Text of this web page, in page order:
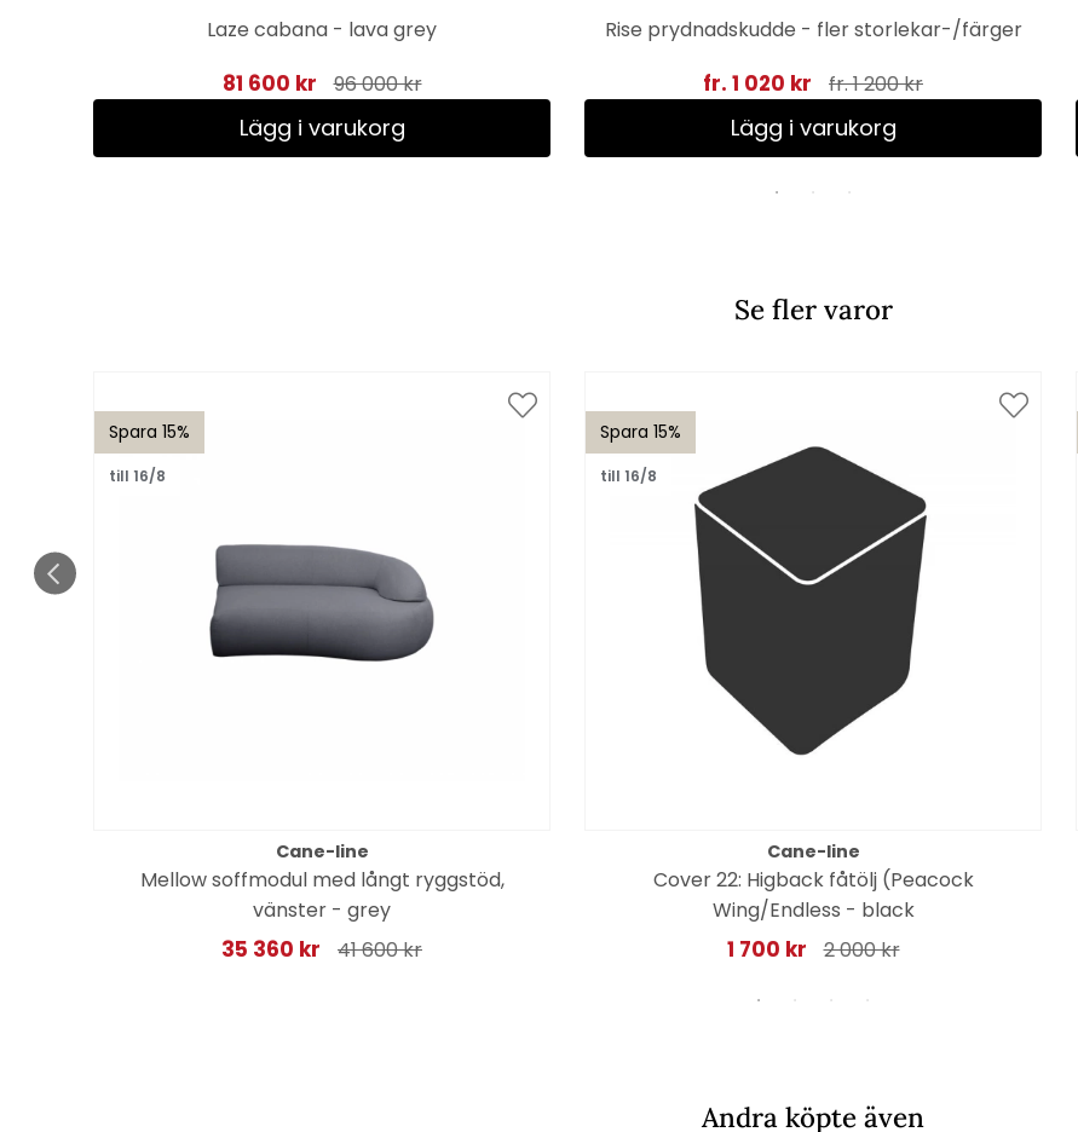
Laze cabana - lava grey
81 600 kr 96 000 kr
Lägg i varukorg
Rise prydnadskudde - fler storlekar-/färger
fr. 1 020 kr fr. 1 200 kr
Lägg i varukorg
Se fler varor
Spara 15%
till 16/8
Cane-line
Mellow soffmodul med långt ryggstöd,
vänster - grey
35 360 kr 41 600 kr
Spara 15%
till 16/8
Cane-line
Cover 22: Higback fåtölj (Peacock
Wing/Endless - black
1 700 kr 2 000 kr
Andra köpte även